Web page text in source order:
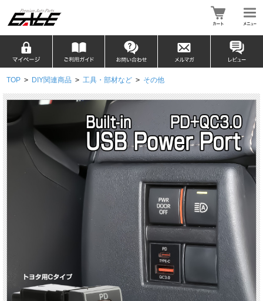
TOP > DIY関連商品 > 工具・部材など > その他